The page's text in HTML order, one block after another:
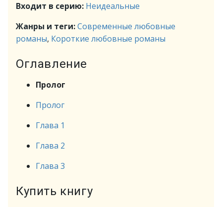
Входит в серию: Неидеальные
Жанры и теги:Современные любовные
романы, Короткие любовные романы
Оглавление
Пролог
Пролог
Глава 1
Глава 2
Глава 3
Купить книгу